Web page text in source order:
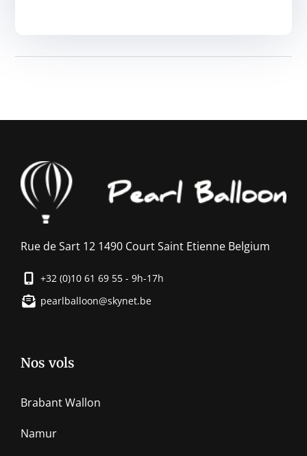
Rue de Sart 12 1490 Court Saint Etienne Belgium
+32 (0)10 61 69 55 - 9h-17h
pearlballoon@skynet.be
Nos vols
Brabant Wallon
Namur